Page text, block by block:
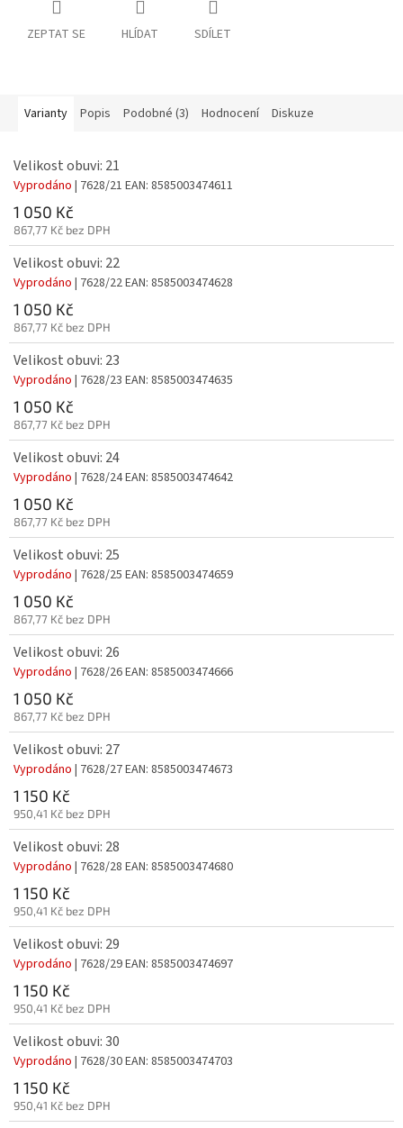
ZEPTAT SE HLÍDAT SDÍLET
Varianty Popis Podobné (3) Hodnocení Diskuze
Velikost obuvi: 21
Vyprodáno | 7628/21 EAN: 8585003474611
1 050 Kč
867,77 Kč bez DPH
Velikost obuvi: 22
Vyprodáno | 7628/22EAN: 8585003474628
1 050 Kč
867,77 Kč bez DPH
Velikost obuvi: 23
Vyprodáno | 7628/23 EAN: 8585003474635
1 050 Kč
867,77 Kč bez DPH
Velikost obuvi: 24
Vyprodáno | 7628/24EAN: 8585003474642
1 050 Kč
867,77 Kč bez DPH
Velikost obuvi: 25
Vyprodáno | 7628/25 EAN: 8585003474659
1 050 Kč
867,77 Kč bez DPH
Velikost obuvi: 26
Vyprodáno | 7628/26EAN: 8585003474666
1 050 Kč
867,77 Kč bez DPH
Velikost obuvi: 27
Vyprodáno | 7628/27EAN: 8585003474673
1 150 Kč
950,41 Kč bez DPH
Velikost obuvi: 28
Vyprodáno | 7628/28 EAN: 8585003474680
1 150 Kč
950,41 Kč bez DPH
Velikost obuvi: 29
Vyprodáno | 7628/29EAN: 8585003474697
1 150 Kč
950,41 Kč bez DPH
Velikost obuvi: 30
Vyprodáno | 7628/30EAN: 8585003474703
1 150 Kč
950,41 Kč bez DPH